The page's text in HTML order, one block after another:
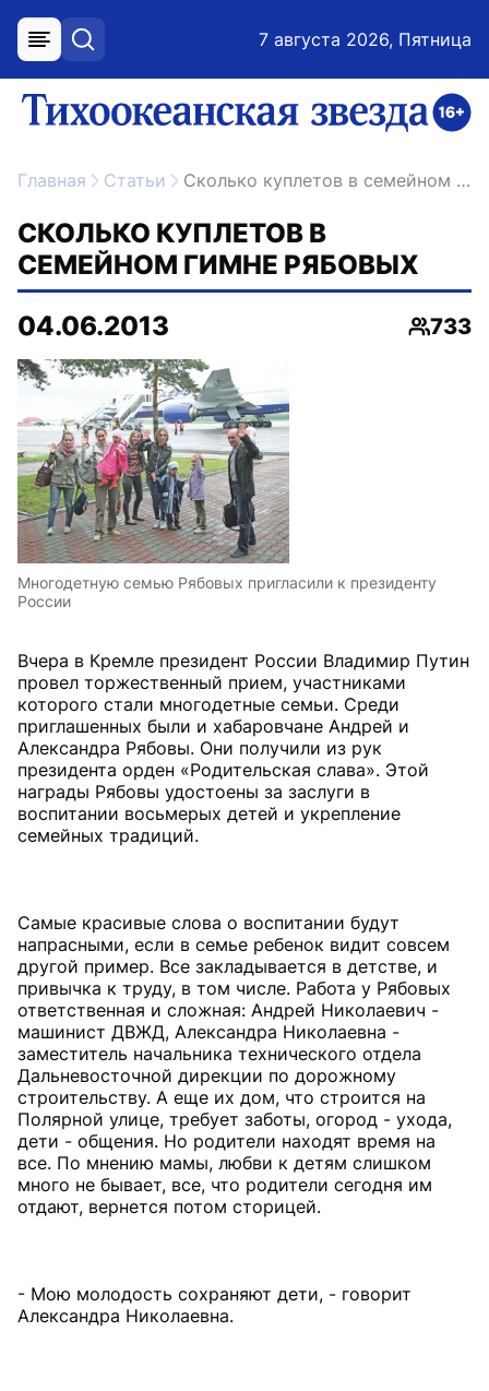
меню поиск 7 августа 2026, Пятница
ссылка на главную
Главная Статьи Сколько куплетов в семейном гимне Рябовых
СКОЛЬКО КУПЛЕТОВ В
СЕМЕЙНОМ ГИМНЕ РЯБОВЫХ
04.06.2013
733
Многодетную семью Рябовых пригласили к президенту
России
Вчера в Кремле президент России Владимир Путин
провел торжественный прием, участниками
которого стали многодетные семьи. Среди
приглашенных были и хабаровчане Андрей и
Александра Рябовы. Они получили из рук
президента орден «Родительская слава». Этой
награды Рябовы удостоены за заслуги в
воспитании восьмерых детей и укрепление
семейных традиций.
Самые красивые слова о воспитании будут
напрасными, если в семье ребенок видит совсем
другой пример. Все закладывается в детстве, и
привычка к труду, в том числе. Работа у Рябовых
ответственная и сложная: Андрей Николаевич -
машинист ДВЖД, Александра Николаевна -
заместитель начальника технического отдела
Дальневосточной дирекции по дорожному
строительству. А еще их дом, что строится на
Полярной улице, требует заботы, огород - ухода,
дети - общения. Но родители находят время на
все. По мнению мамы, любви к детям слишком
много не бывает, все, что родители сегодня им
отдают, вернется потом сторицей.
- Мою молодость сохраняют дети, - говорит
Александра Николаевна.